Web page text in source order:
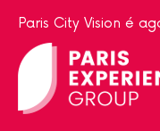
Paris City Vision é